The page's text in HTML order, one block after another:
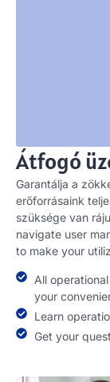
Átfogó
Garantálja a
erőforrásaink
szüksége van
navigate user
to make your
All
your
Learn
Get your